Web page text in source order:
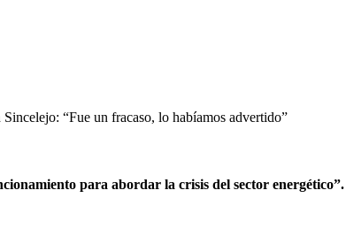
“Fue un fracaso, lo habíamos advertido”
para abordar la crisis del sector energético”.